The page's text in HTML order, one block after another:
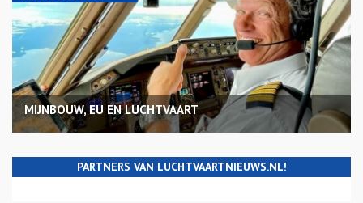
MIJNBOUW, EU EN LUCHTVAART
PARTNERS VAN LUCHTVAARTNIEUWS.NL!